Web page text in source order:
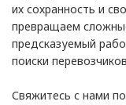
их сохранность и
превращаем
предсказуемый
поиски
Свяжитесь с нами